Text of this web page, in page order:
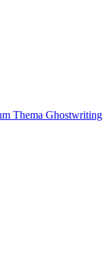
Thema Ghostwriting